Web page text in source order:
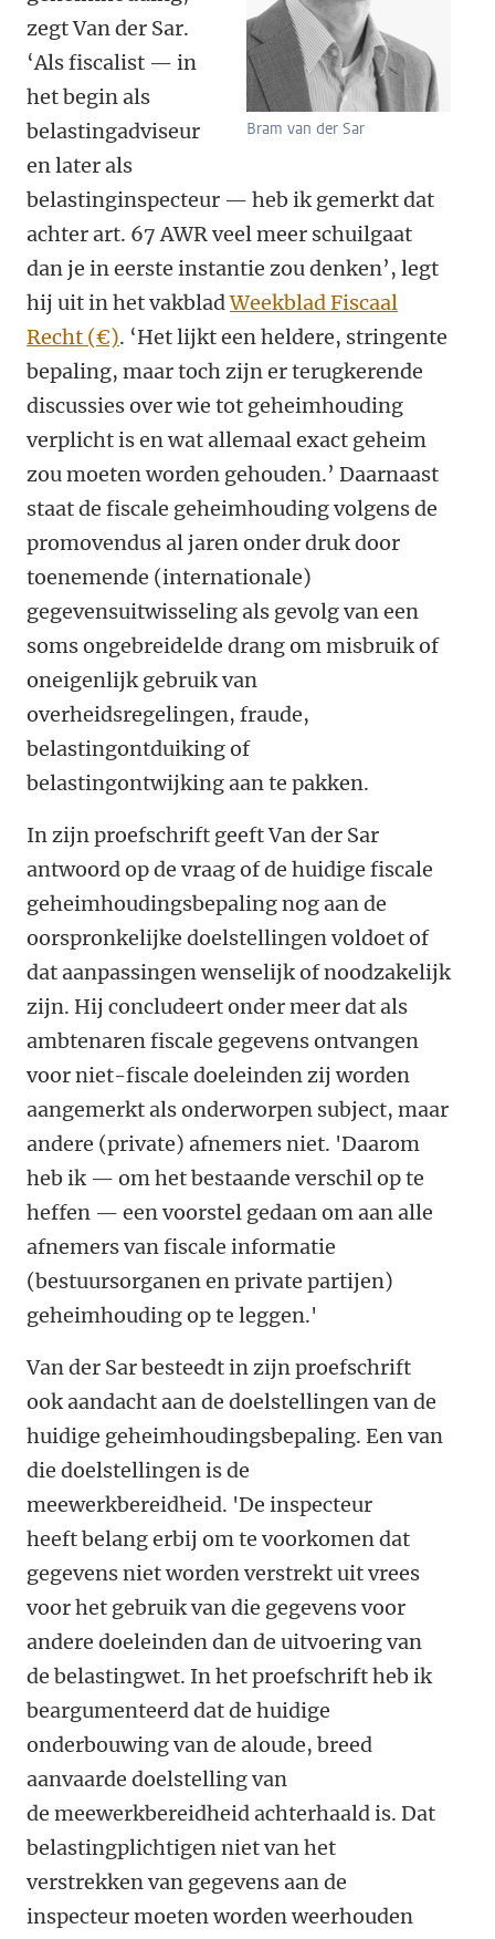
Bram van der Sar
zegt Van der Sar.
‘Als fiscalist — in
het begin als
belastingadviseur
en later als
belastinginspecteur — heb ik gemerkt dat
achter art. 67 AWR veel meer schuilgaat
dan je in eerste instantie zou denken’, legt
hij uit in het vakbladWeekblad Fiscaal
Recht (€). ‘Het lijkt een heldere, stringente
bepaling, maar toch zijn er terugkerende
discussies over wie tot geheimhouding
verplicht is en wat allemaal exact geheim
zou moeten worden gehouden.’ Daarnaast
staat de fiscale geheimhouding volgens de
promovendus al jaren onder druk door
toenemende (internationale)
gegevensuitwisseling als gevolg van een
soms ongebreidelde drang om misbruik of
oneigenlijk gebruik van
overheidsregelingen, fraude,
belastingontduiking of
belastingontwijking aan te pakken.
In zijn proefschrift geeft Van der Sar
antwoord op de vraag of de huidige fiscale
geheimhoudingsbepaling nog aan de
oorspronkelijke doelstellingen voldoet of
dat aanpassingen wenselijk of noodzakelijk
zijn. Hij concludeert onder meer dat als
ambtenaren fiscale gegevens ontvangen
voor niet-fiscale doeleinden zij worden
aangemerkt als onderworpen subject, maar
andere (private) afnemers niet. 'Daarom
heb ik — om het bestaande verschil op te
heffen — een voorstel gedaan om aan alle
afnemers van fiscale informatie
(bestuursorganen en private partijen)
geheimhouding op te leggen.'
Van der Sar besteedt in zijn proefschrift
ook aandacht aan de doelstellingen van de
huidige geheimhoudingsbepaling. Een van
die doelstellingen is de
meewerkbereidheid. 'De inspecteur
heeft belang erbij om te voorkomen dat
gegevens niet worden verstrekt uit vrees
voor het gebruik van die gegevens voor
andere doeleinden dan de uitvoering van
de belastingwet. In het proefschrift heb ik
beargumenteerd dat de huidige
onderbouwing van de aloude, breed
aanvaarde doelstelling van
de meewerkbereidheid achterhaald is. Dat
belastingplichtigen niet van het
verstrekken van gegevens aan de
inspecteur moeten worden weerhouden